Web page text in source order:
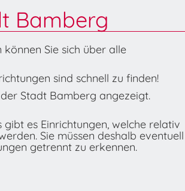
Bamberg
Sie sich über alle
sind schnell zu finden!
Stadt Bamberg angezeigt.
es Einrichtungen, welche relativ
Sie müssen deshalb eventuell
getrennt zu erkennen.